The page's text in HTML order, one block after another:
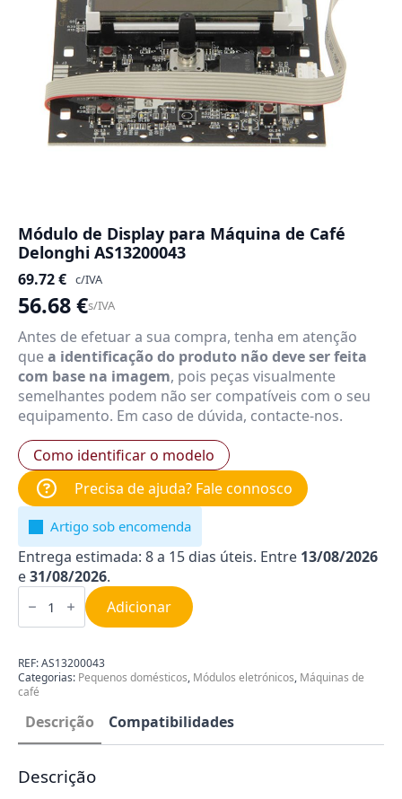
Módulo de Display para Máquina de Café
Delonghi AS13200043
69.72€ c/IVA
56.68€s/IVA
Antes de efetuar a sua compra, tenha em atenção
quea identificação do produto não deve ser feita
com base na imagem, pois peças visualmente
semelhantes podem não ser compatíveis com o seu
equipamento. Em caso de dúvida, contacte-nos.
Como identificar o modelo
Precisa de ajuda? Fale connosco
Artigo sob encomenda
Entrega estimada: 8 a 15 dias úteis. Entre 13/08/2026
e31/08/2026.
Quantidade
de
de
para
Máquina
de
Café
Delonghi
AS13200043
Adicionar
REF:AS13200043
Categorias: Pequenos domésticos, Módulos eletrónicos, Máquinas de
café
Descrição Compatibilidades
Descrição